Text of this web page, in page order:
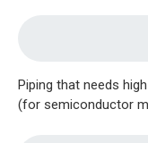
Piping that needs
(for semiconductor